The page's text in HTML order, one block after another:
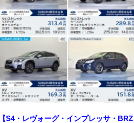
【S4・レヴォーグ・インプレッサ・